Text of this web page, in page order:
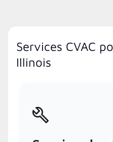
Services CVAC
Illinois